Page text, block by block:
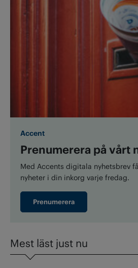
Accent
Prenumerera på vårt
Med Accents digitala nyhetsbrev
nyheter i din inkorg varje fredag.
Prenumerera
Mest läst just nu